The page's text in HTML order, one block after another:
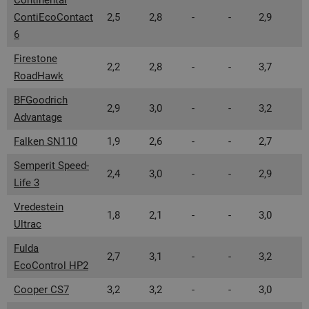
ContiEcoContact
6
2,5 2,8 - - 2,9
Firestone
RoadHawk
2,2 2,8 - - 3,7
BFGoodrich
Advantage
2,9 3,0 - - 3,2
Falken SN110 1,9 2,6 - -
2,7
Semperit Speed-
Life 3
2,4 3,0 - - 2,9
Vredestein
Ultrac
1,8 2,1 - - 3,0
Fulda
EcoControl HP2
2,7 3,1 - - 3,2
Cooper CS7 3,2 3,2 - -
3,0